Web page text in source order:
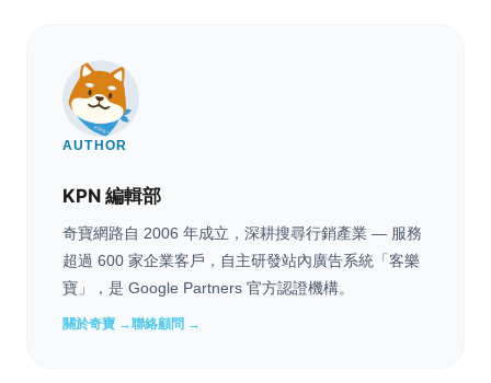
AUTHOR
KPN 編輯部
奇寶網路自 2006 年成立，深耕搜尋行銷產業 — 服務
超過 600 家企業客戶，自主研發站內廣告系統「客樂
寶」，是 Google Partners 官方認證機構。
關於奇寶 →聯絡顧問 →